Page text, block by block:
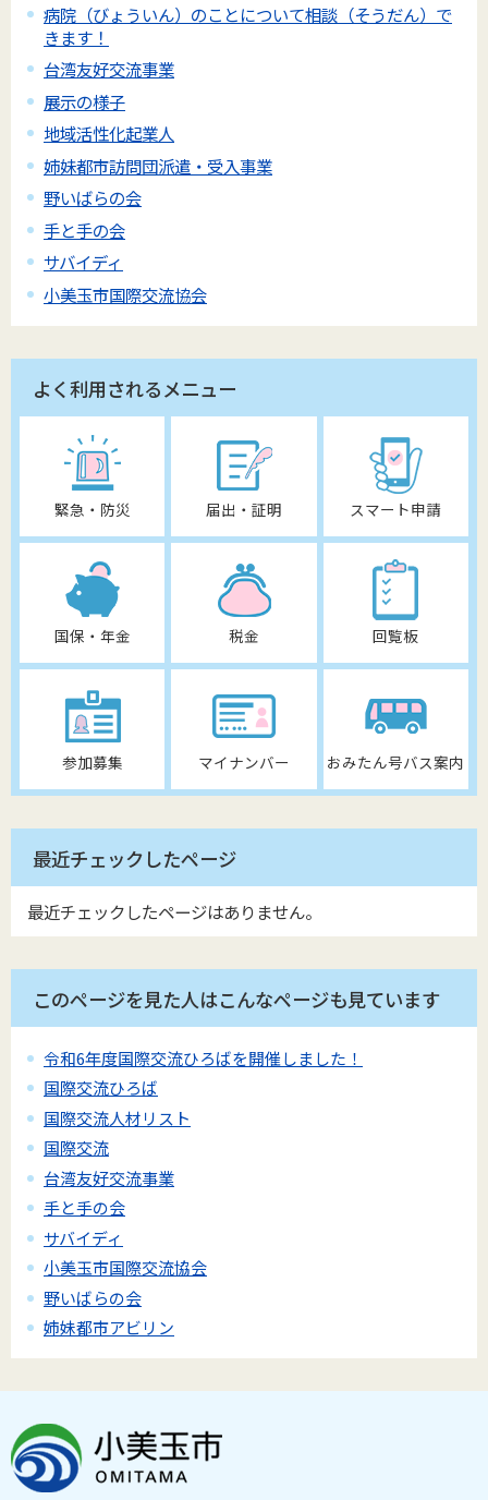
病院（びょういん）のことについて相談（そうだん）で
きます！
台湾友好交流事業
展示の様子
地域活性化起業人
姉妹都市訪問団派遣・受入事業
野いばらの会
手と手の会
サバイディ
小美玉市国際交流協会
よく利用されるメニュー
緊急・防災 届出・証明 スマート申請
国保・年金 税金 回覧板
参加募集 マイナンバー おみたん号バス案内
最近チェックしたページ
最近チェックしたページはありません。
このページを見た人はこんなページも見ています
令和6年度国際交流ひろばを開催しました！
国際交流ひろば
国際交流人材リスト
国際交流
台湾友好交流事業
手と手の会
サバイディ
小美玉市国際交流協会
野いばらの会
姉妹都市アビリン